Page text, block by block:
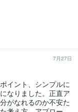
7月27日
イント、シンプルに
なりました。正直ア
がなれるのか不安た